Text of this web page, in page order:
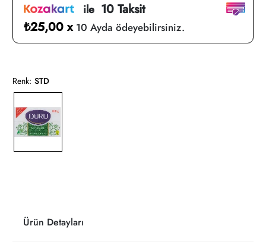
ile10 Taksit
₺25,00 x 10 Ayda ödeyebilirsiniz.
Renk: STD
Ürün Detayları